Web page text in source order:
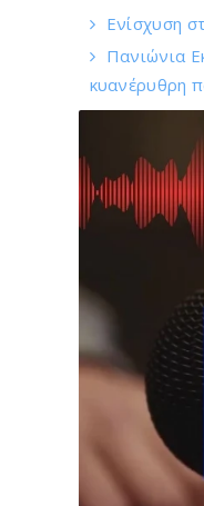
Eνίσχυση
Πανιώνια
κυανέρυθρη